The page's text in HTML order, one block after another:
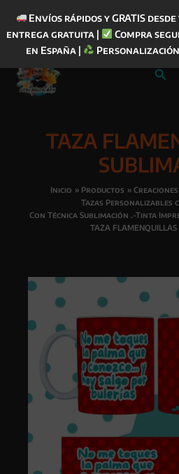
Envíos rápidos y GRATIS
entrega gratuita |
Compra
en España |
contenido
TAZA
Inicio Productos
Tazas Personalizables
Con Técnica Sublimación .-Tinta
TAZA FLAMENQUILLAS